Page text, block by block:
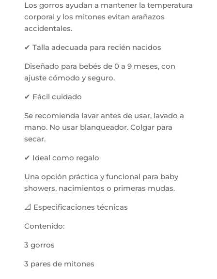
Los gorros ayudan a mantener la temperatura
corporal y los mitones evitan arañazos
accidentales.
✔ Talla adecuada para recién nacidos
Diseñado para bebés de 0 a 9 meses, con
ajuste cómodo y seguro.
✔ Fácil cuidado
Se recomienda lavar antes de usar, lavado a
mano. No usar blanqueador. Colgar para
secar.
✔ Ideal como regalo
Una opción práctica y funcional para baby
showers, nacimientos o primeras mudas.
📐 Especificaciones técnicas
Contenido:
3 gorros
3 pares de mitones